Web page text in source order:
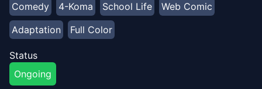
Comedy
4-Koma School Life
Web Comic
Adaptation
Full Color
Status
Ongoing